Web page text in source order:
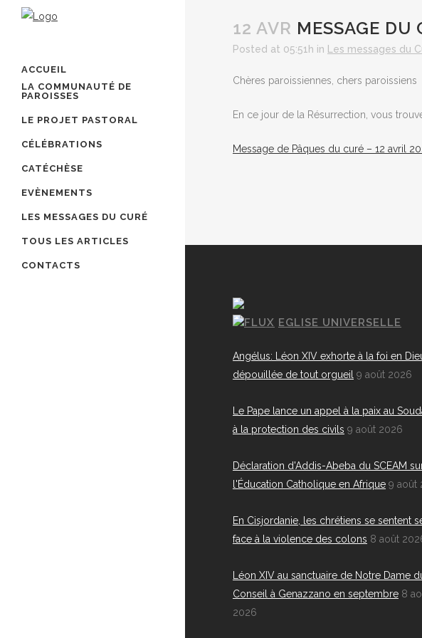
ACCUEIL
LA COMMUNAUTÉ DE
PAROISSES
LE PROJET PASTORAL
CÉLÉBRATIONS
CATÉCHÈSE
EVÈNEMENTS
LES MESSAGES DU CURÉ
TOUS LES ARTICLES
CONTACTS
12 AVR MESSAGE DU
Posted at 05:51h in Les messages du
Chères paroissiennes, chers paroissiens
En ce jour de la Résurrection, vous
Message de Pâques du curé – 12 avril
EGLISE UNIVERSELLE
Angélus: Léon XIV exhorte à la foi en
dépouillée de tout orgueil 9 août 2026
Le Pape lance un appel à la paix au
à la protection des civils 9 août 2026
Déclaration d'Addis-Abeba du SCEAM
l'Éducation Catholique en Afrique 9 août
En Cisjordanie, les chrétiens se sentent
face à la violence des colons 8 août
Léon XIV au sanctuaire de Notre Dame
Conseil à Genazzano en septembre 8
2026